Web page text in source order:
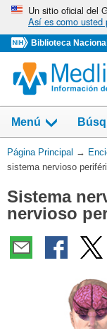
Omita
vaya
al
Contenido
Un sitio oficial del
Así es como usted
Biblioteca
Menú
Usted
está
Página Principal →
sistema nervioso
Sistema
nervioso